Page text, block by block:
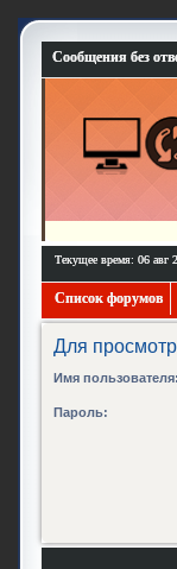
Сообщения без
Текущее время: 06 авг
Список форумов
Для
Имя пользователя:
Пароль: